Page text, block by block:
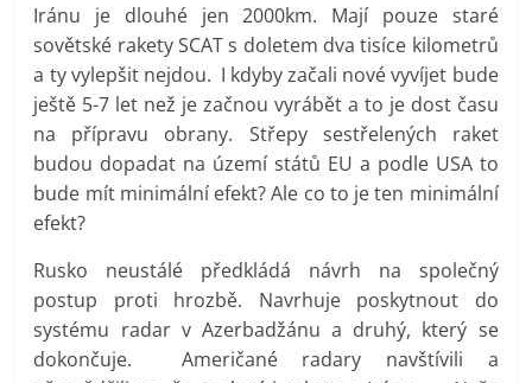
Iránu je dlouhé jen 2000km. Mají pouze staré
sovětské rakety SCAT s doletem dva tisíce kilometrů
a ty vylepšit nejdou. I kdyby začali nové vyvíjet bude
ještě 5-7 let než je začnou vyrábět a to je dost času
na přípravu obrany. Střepy sestřelených raket
budou dopadat na území států EU a podle USA to
bude mít minimální efekt? Ale co to je ten minimální
efekt?
Rusko neustálé předkládá návrh na společný
postup proti hrozbě. Navrhuje poskytnout do
systému radar v Azerbadžánu a druhý, který se
dokončuje. Američané radary navštívili a